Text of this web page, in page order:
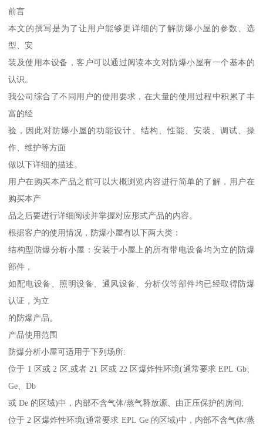
前言
本文的撰写是为了让用户能够更详细的了解防爆小屋的参数、选
型、安
装及使用本设备，客户可以通过阅读本文对防爆小屋有一个基本的
认识。
我公司综合了不同用户的使用要求，在大量的使用过程中积累了丰
富的经
验，因此对防爆小屋的功能设计、结构、性能、安装、调试、操
作、维护等方面
做以下详细的描述。
用户在购买本产品之前可以大概浏览内容进行简单的了解，用户在
购买本产
品之后要进行详细阅读并掌握对应形式产品的内容。
根据客户的使用情况，防爆小屋有以下两大类：
结构型防爆分析小屋：安装于小屋上的所有带电设备均为立的防爆
部件，
如配电设备、照明设备、通风设备、分析仪等部件均已经取得防爆
认证，为立
的防爆产品。
产品使用范围
防爆分析小屋可适用于下列场所:
位于 1 区或 2 区,或者 21 区或 22 区爆炸性环境(通常要求 EPL Gb、
Ge、Db
或 De 的区域)中，内部不含气体/蒸气释放源、由正压保护的房间;
位于 2 区爆炸性环境(通常要求 EPL Ge 的区域)中，内部不含气体/蒸